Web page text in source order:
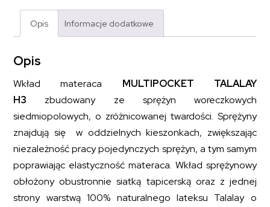
MULTIPOCKET
80x200
Opis Informacje dodatkowe
Opis
Wkład materaca MULTIPOCKET TALALAY
H3 zbudowany ze sprężyn woreczkowych
siedmiopolowych, o zróżnicowanej twardości. Sprężyny
znajdują się w oddzielnych kieszonkach, zwiększając
niezależność pracy pojedynczych sprężyn, a tym samym
poprawiając elastyczność materaca. Wkład sprężynowy
obłożony obustronnie siatką tapicerską oraz z jednej
strony warstwą 100% naturalnego lateksu Talalay o